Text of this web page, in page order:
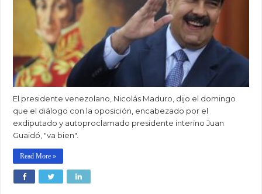
El presidente venezolano, Nicolás Maduro, dijo el domingo
que el diálogo con la oposición, encabezado por el
exdiputado y autoproclamado presidente interino Juan
Guaidó, "va bien".
Read More »